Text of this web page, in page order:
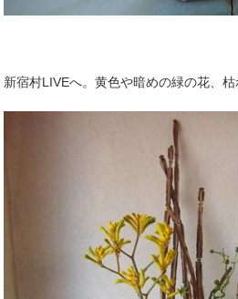
新宿村LIVEへ。黄色や暗めの緑の花、枯